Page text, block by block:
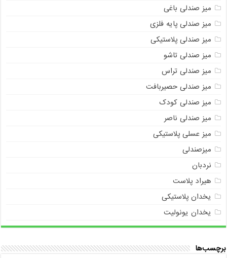
میز صندلی باغی
میز صندلی پایه فلزی
میز صندلی پلاستیکی
میز صندلی تاشو
میز صندلی تراس
میز صندلی حصیربافت
میز صندلی کودک
میز صندلی ناصر
میز عسلی پلاستیکی
میزصندلی
نردبان
هیراد پلاست
یخدان پلاستیکی
یخدان یونولیت
برچسب‌ها